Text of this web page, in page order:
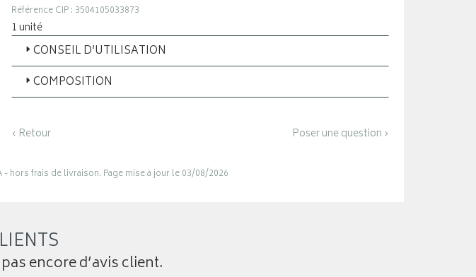
Référence CIP : 3504105033873
1 unité
CONSEIL D’UTILISATION
COMPOSITION
‹ Retour Poser une question ›
hors frais de livraison. Page mise à jour le 03/08/2026
encore d’avis client.